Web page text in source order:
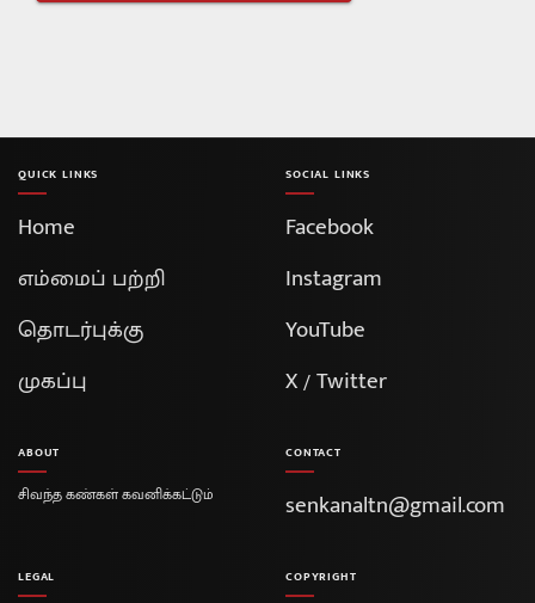
QUICK LINKS
Home
எம்மைப் பற்றி
தொடர்புக்கு
முகப்பு
SOCIAL LINKS
Facebook
Instagram
YouTube
X / Twitter
ABOUT
சிவந்த கண்கள் கவனிக்கட்டும்
CONTACT
senkanaltn@gmail.com
LEGAL COPYRIGHT